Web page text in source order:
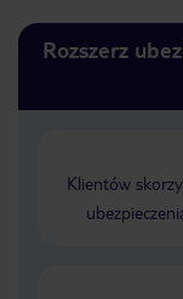
Rozszerz
Klientów